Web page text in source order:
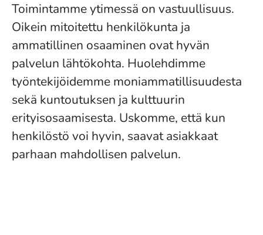
Toimintamme ytimessä on vastuullisuus.
Oikein mitoitettu henkilökunta ja
ammatillinen osaaminen ovat hyvän
palvelun lähtökohta. Huolehdimme
työntekijöidemme moniammatillisuudesta
sekä kuntoutuksen ja kulttuurin
erityisosaamisesta. Uskomme, että kun
henkilöstö voi hyvin, saavat asiakkaat
parhaan mahdollisen palvelun.